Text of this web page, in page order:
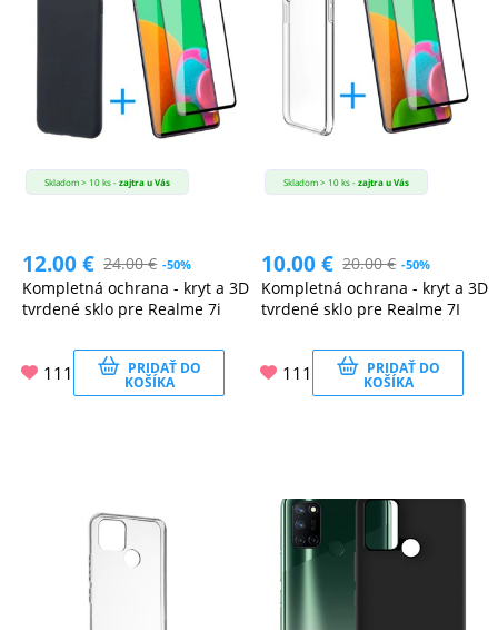
DRONY
DOM,
DIELŇA
A
Skladom > 10 ks -zajtra u Vás
12.00€ 24.00€ -50%
Kompletná ochrana - kryt a 3D
tvrdené sklo pre Realme 7i
111 PRIDAŤ DO
KOŠÍKA
Skladom > 10 ks -zajtra u Vás
10.00€ 20.00€ -50%
Kompletná ochrana - kryt a 3D
tvrdené sklo pre Realme 7I
111 PRIDAŤ DO
KOŠÍKA